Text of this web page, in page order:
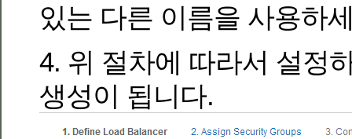
있는 다른 이름을 사용하
4. 위 절차에 따라서 설정
생성이 됩니다.